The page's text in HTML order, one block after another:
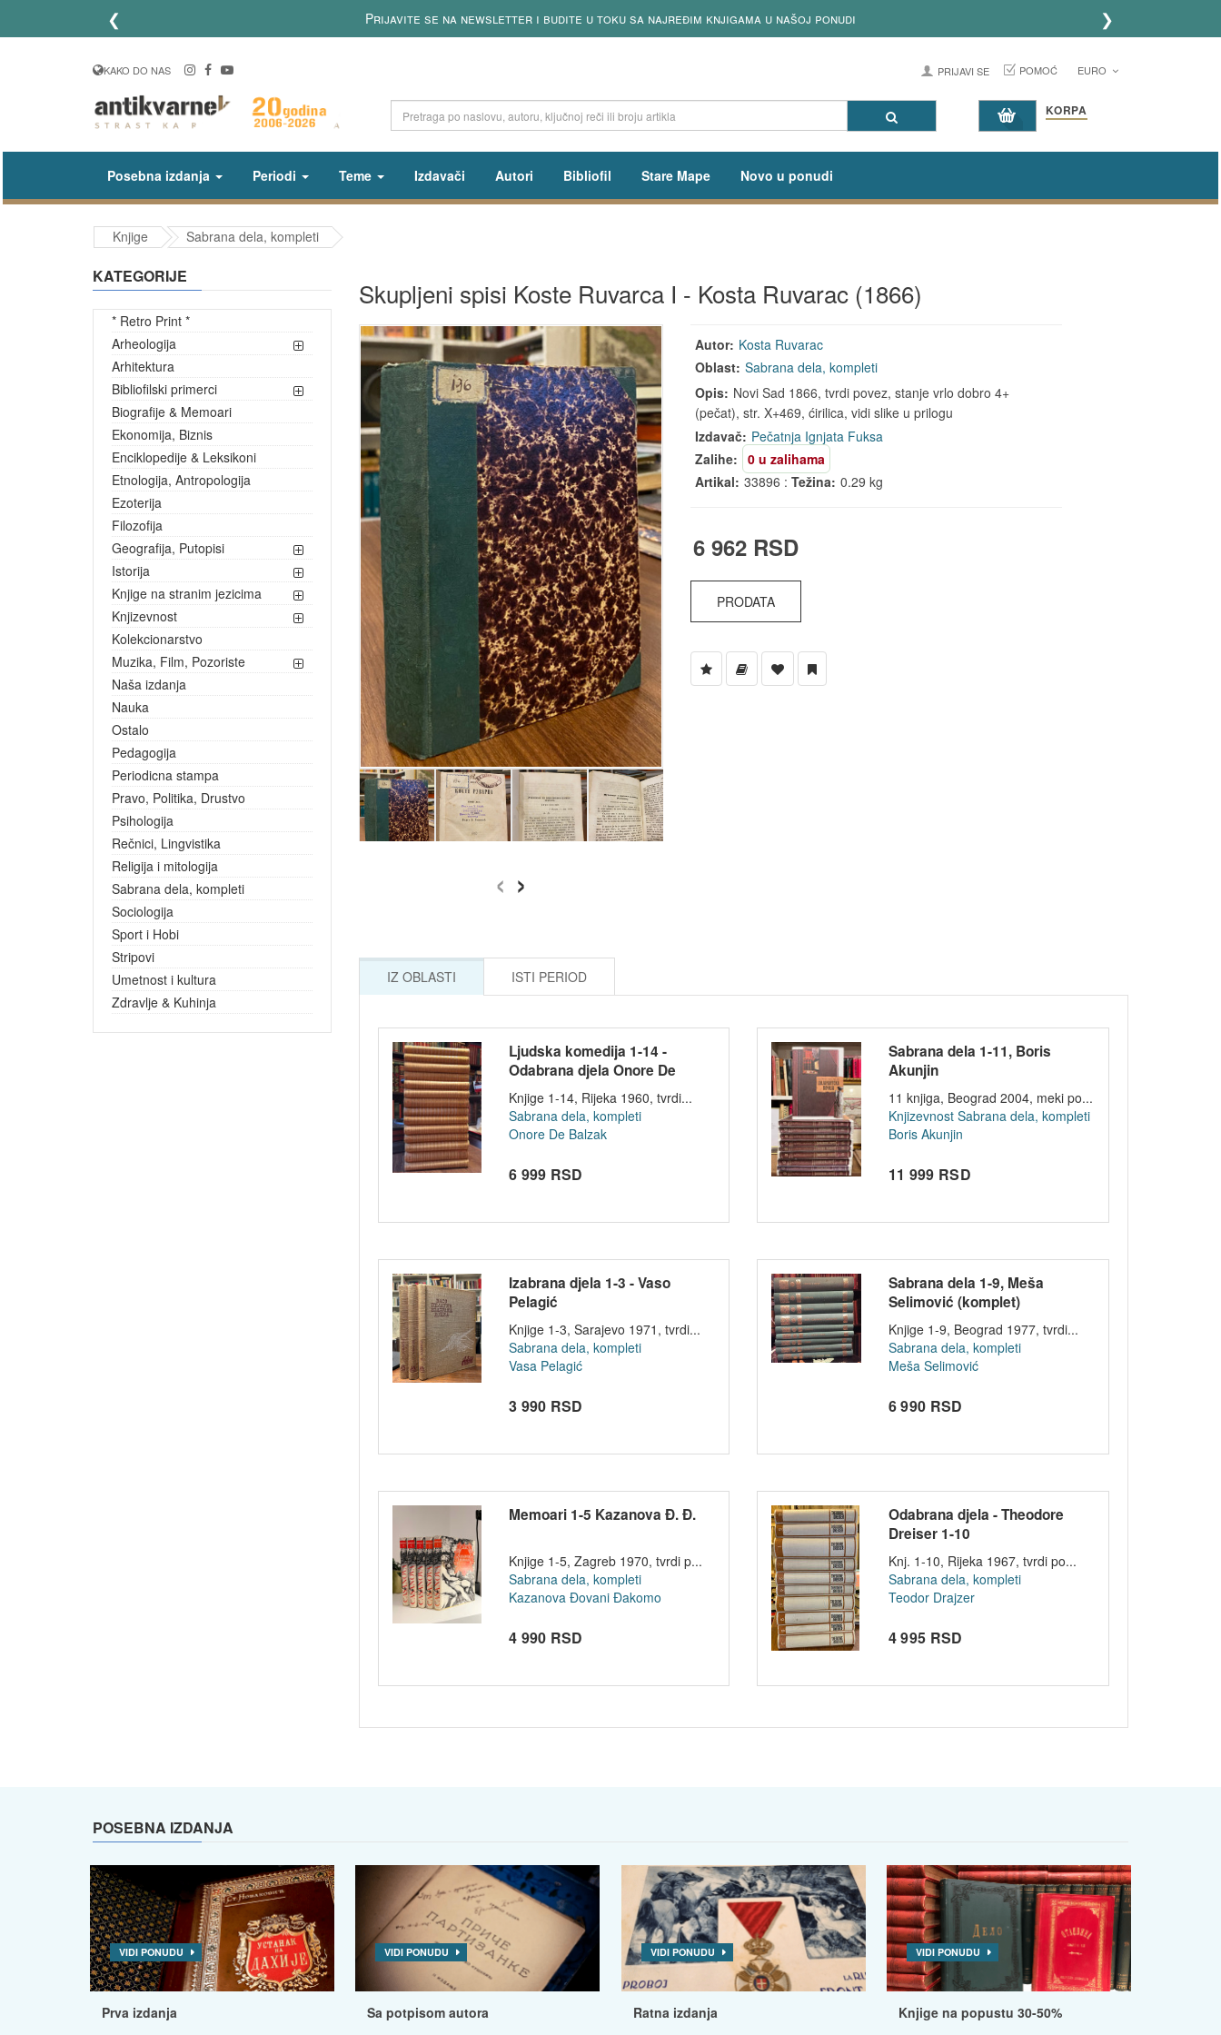
❮ Prijavite se na newsletter i budite u toku sa najređim knjigama u našoj ponudi ❯
KAKO DO NAS PRIJAVI SE POMOĆ EURO
KORPA
Posebna izdanja Periodi Teme Izdavači Autori Bibliofil Stare Mape Novo u ponudi
Knjige Sabrana dela, kompleti
KATEGORIJE
* Retro Print *
Arheologija
Arhitektura
Bibliofilski primerci
Biografije & Memoari
Ekonomija, Biznis
Enciklopedije & Leksikoni
Etnologija, Antropologija
Ezoterija
Filozofija
Geografija, Putopisi
Istorija
Knjige na stranim jezicima
Knjizevnost
Kolekcionarstvo
Muzika, Film, Pozoriste
Naša izdanja
Nauka
Ostalo
Pedagogija
Periodicna stampa
Pravo, Politika, Drustvo
Psihologija
Rečnici, Lingvistika
Religija i mitologija
Sabrana dela, kompleti
Sociologija
Sport i Hobi
Stripovi
Umetnost i kultura
Zdravlje & Kuhinja
Skupljeni spisi Koste Ruvarca I - Kosta Ruvarac (1866)
‹ ›
Autor: Kosta Ruvarac
Oblast: Sabrana dela, kompleti
Opis: Novi Sad 1866, tvrdi povez, stanje vrlo dobro 4+
(pečat), str. X+469, ćirilica, vidi slike u prilogu
Izdavač: Pečatnja Ignjata Fuksa
Zalihe:
0 u zalihama
Artikal: 33896 :Težina: 0.29 kg
6 962 RSD
PRODATA
IZ OBLASTI ISTI PERIOD
Ljudska komedija 1-14 -
Odabrana djela Onore De
Balzaka u 14...
Knjige 1-14, Rijeka 1960, tvrdi...
Sabrana dela, kompleti
Onore De Balzak
6 999 RSD
Sabrana dela 1-11, Boris
Akunjin
11 knjiga, Beograd 2004, meki po...
Knjizevnost Sabrana dela, kompleti
Boris Akunjin
11 999 RSD
Izabrana djela 1-3 - Vaso
Pelagić
Knjige 1-3, Sarajevo 1971, tvrdi...
Sabrana dela, kompleti
Vasa Pelagić
3 990 RSD
Sabrana dela 1-9, Meša
Selimović (komplet)
Knjige 1-9, Beograd 1977, tvrdi...
Sabrana dela, kompleti
Meša Selimović
6 990 RSD
Memoari 1-5 Kazanova Đ. Đ.
Knjige 1-5, Zagreb 1970, tvrdi p...
Sabrana dela, kompleti
Kazanova Đovani Đakomo
4 990 RSD
Odabrana djela - Theodore
Dreiser 1-10
Knj. 1-10, Rijeka 1967, tvrdi po...
Sabrana dela, kompleti
Teodor Drajzer
4 995 RSD
POSEBNA IZDANJA
VIDI PONUDU
Prva izdanja
VIDI PONUDU
Sa potpisom autora
VIDI PONUDU
Ratna izdanja
VIDI PONUDU
Knjige na popustu 30-50%